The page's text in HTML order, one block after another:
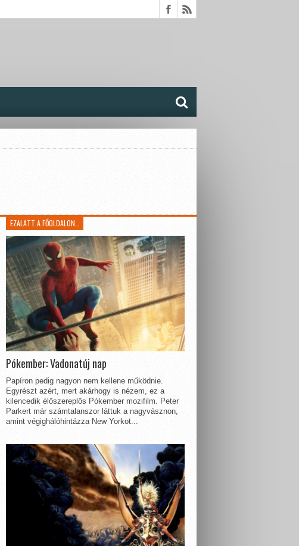
EZALATT A FŐOLDALON…
Pókember: Vadonatúj nap
Papíron pedig nagyon nem kellene működnie.
Egyrészt azért, mert akárhogy is nézem, ez a
kilencedik élőszereplős Pókember mozifilm. Peter
Parkert már számtalanszor láttuk a nagyvásznon,
amint végighálóhintázza New Yorkot...